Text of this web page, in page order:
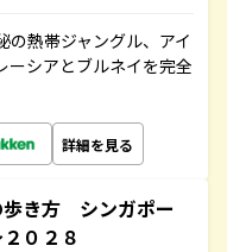
の熱帯ジャングル、アイ
ーシアとブルネイを完全
詳細を見る
き方 シンガポー
０２８